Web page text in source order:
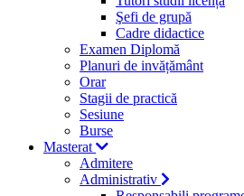
Şefi de grupă
Cadre didactice
Examen Diplomă
Planuri de invățământ
Orar
Stagii de practică
Sesiune
Burse
Masterat
Admitere
Administrativ